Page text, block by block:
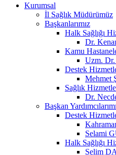
Kurumsal
İl Sağlık Müdürümüz
Başkanlarımız
Halk Sağlığı
Dr.
Kamu
Uzm.
Destek
Mehmet
Sağlık
Dr.
Başkan
Destek
Selami
Halk Sağlığı
Selim